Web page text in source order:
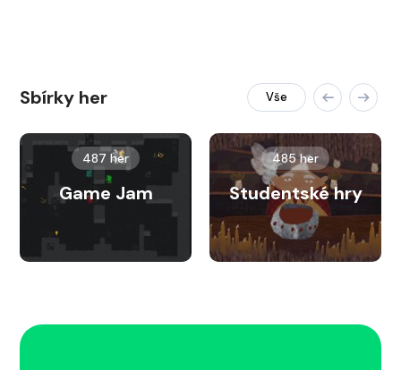
Sbírky her Vše
487 her
Game Jam
485 her
Studentské hry